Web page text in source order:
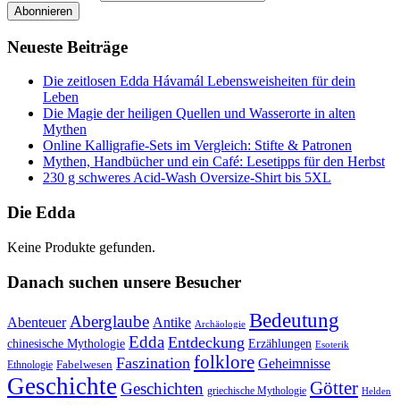
Neueste Beiträge
Die zeitlosen Edda Hávamál Lebensweisheiten für dein
Leben
Die Magie der heiligen Quellen und Wasserorte in alten
Mythen
Online Kalligrafie‑Sets im Vergleich: Stifte & Patronen
Mythen, Handbücher und ein Café: Lesetipps für den Herbst
230 g schweres Acid-Wash Oversize-Shirt bis 5XL
Die Edda
Keine Produkte gefunden.
Danach suchen unsere Besucher
Abenteuer Aberglaube Antike Archäologie Bedeutung
chinesische Mythologie Edda Entdeckung Erzählungen Esoterik
Ethnologie Fabelwesen Faszination folklore Geheimnisse
Geschichte Geschichten griechische Mythologie Götter Helden